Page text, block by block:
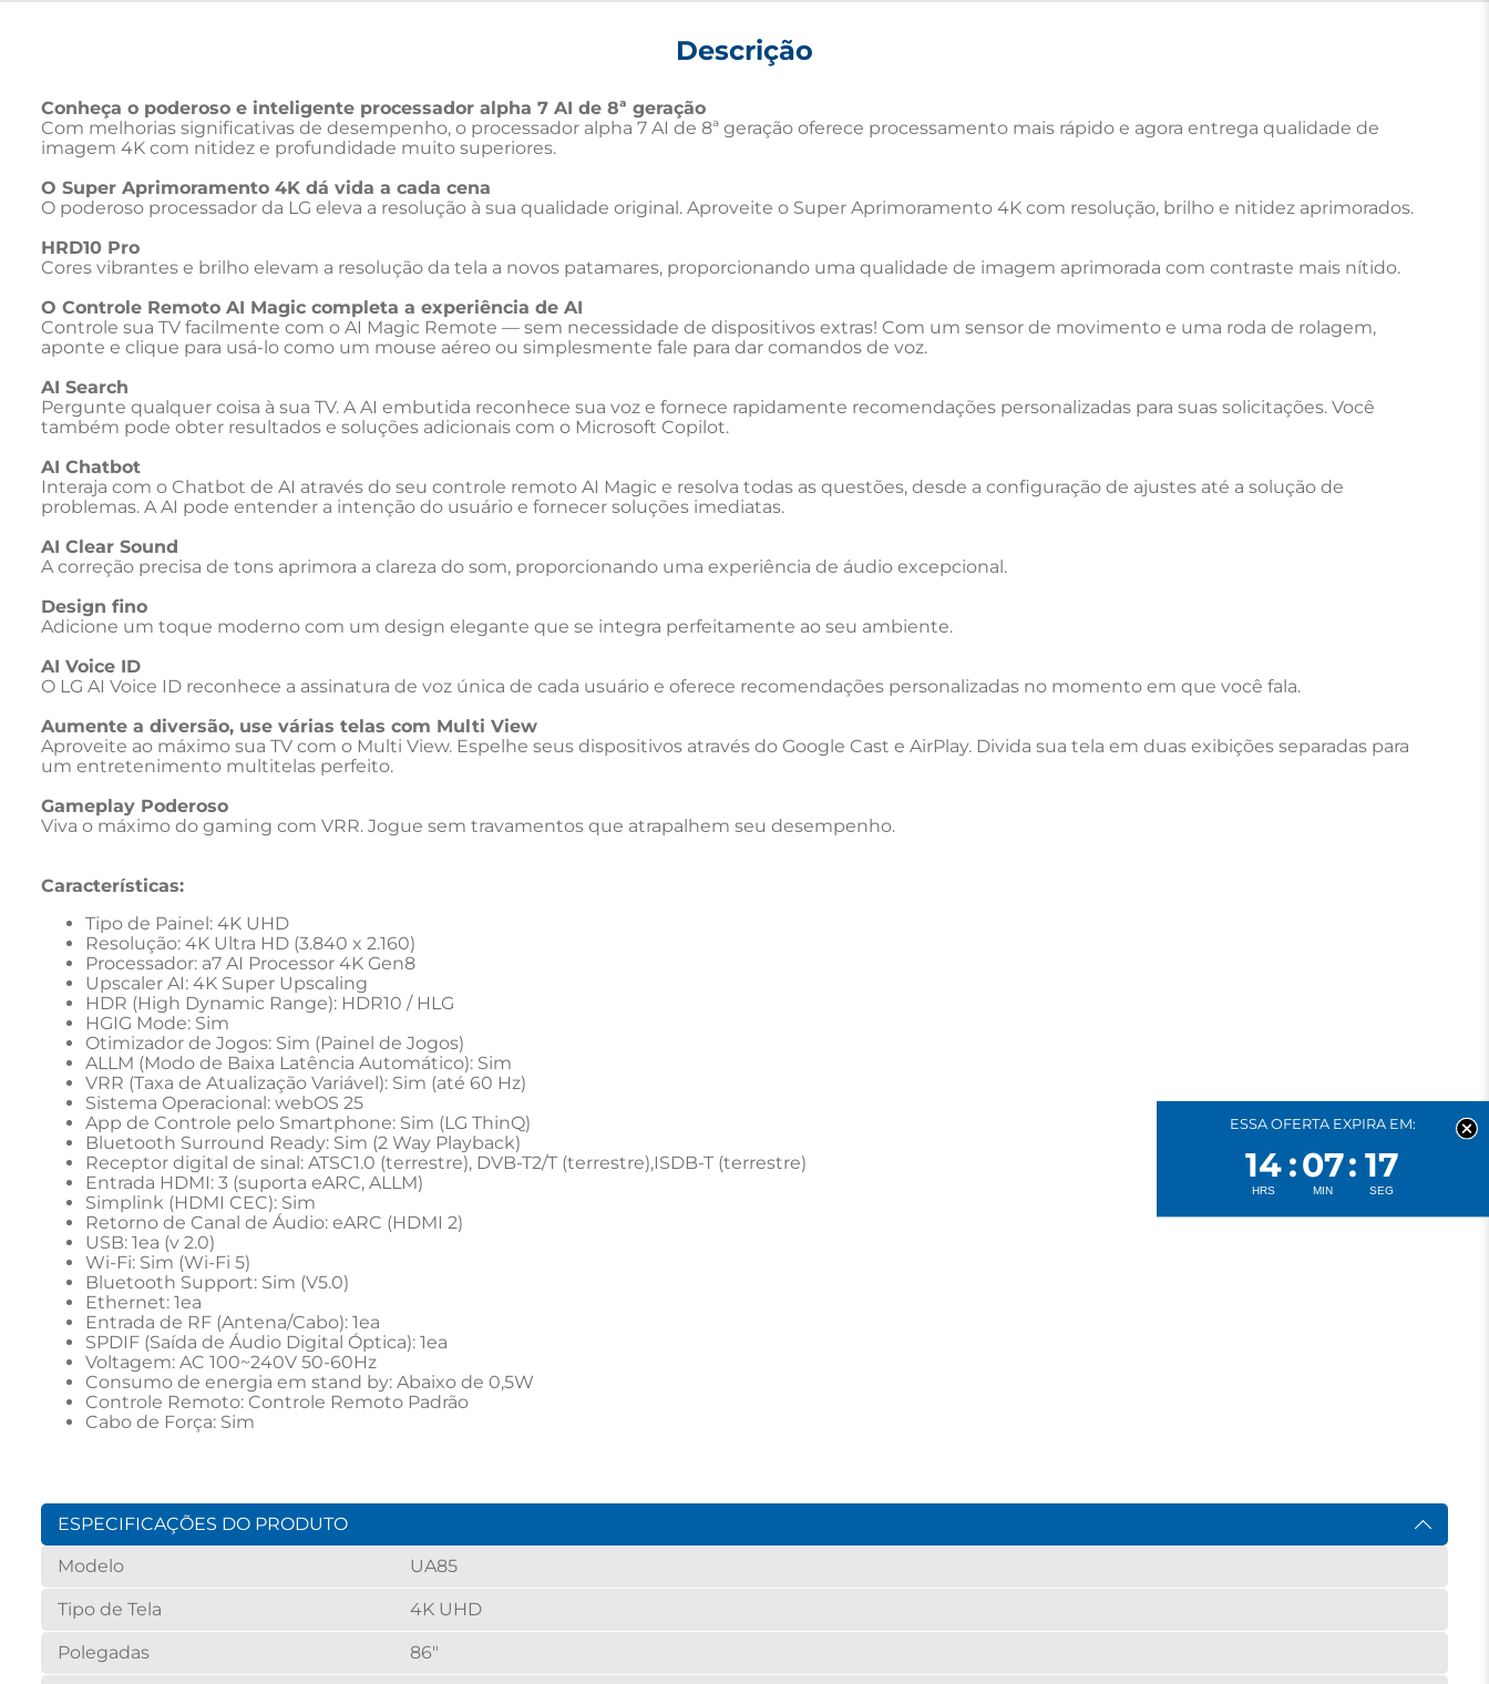
Descrição
Conheça o poderoso e inteligente processador alpha 7 AI de 8ª geração
Com melhorias significativas de desempenho, o processador alpha 7 AI de 8ª geração oferece processamento mais rápido e agora entrega qualidade de
imagem 4K com nitidez e profundidade muito superiores.
O Super Aprimoramento 4K dá vida a cada cena
O poderoso processador da LG eleva a resolução à sua qualidade original. Aproveite o Super Aprimoramento 4K com resolução, brilho e nitidez aprimorados.
HRD10 Pro
Cores vibrantes e brilho elevam a resolução da tela a novos patamares, proporcionando uma qualidade de imagem aprimorada com contraste mais nítido.
O Controle Remoto AI Magic completa a experiência de AI
Controle sua TV facilmente com o AI Magic Remote — sem necessidade de dispositivos extras! Com um sensor de movimento e uma roda de rolagem,
aponte e clique para usá-lo como um mouse aéreo ou simplesmente fale para dar comandos de voz.
AI Search
Pergunte qualquer coisa à sua TV. A AI embutida reconhece sua voz e fornece rapidamente recomendações personalizadas para suas solicitações. Você
também pode obter resultados e soluções adicionais com o Microsoft Copilot.
AI Chatbot
Interaja com o Chatbot de AI através do seu controle remoto AI Magic e resolva todas as questões, desde a configuração de ajustes até a solução de
problemas. A AI pode entender a intenção do usuário e fornecer soluções imediatas.
AI Clear Sound
A correção precisa de tons aprimora a clareza do som, proporcionando uma experiência de áudio excepcional.
Design fino
Adicione um toque moderno com um design elegante que se integra perfeitamente ao seu ambiente.
AI Voice ID
O LG AI Voice ID reconhece a assinatura de voz única de cada usuário e oferece recomendações personalizadas no momento em que você fala.
Aumente a diversão, use várias telas com Multi View
Aproveite ao máximo sua TV com o Multi View. Espelhe seus dispositivos através do Google Cast e AirPlay. Divida sua tela em duas exibições separadas para
um entretenimento multitelas perfeito.
Gameplay Poderoso
Viva o máximo do gaming com VRR. Jogue sem travamentos que atrapalhem seu desempenho.
Características:
Tipo de Painel: 4K UHD
Resolução: 4K Ultra HD (3.840 x 2.160)
Processador: a7 AI Processor 4K Gen8
Upscaler AI: 4K Super Upscaling
HDR (High Dynamic Range): HDR10 / HLG
HGIG Mode: Sim
Otimizador de Jogos: Sim (Painel de Jogos)
ALLM (Modo de Baixa Latência Automático): Sim
VRR (Taxa de Atualização Variável): Sim (até 60 Hz)
Sistema Operacional: webOS 25
App de Controle pelo Smartphone: Sim (LG ThinQ)
Bluetooth Surround Ready: Sim (2 Way Playback)
Receptor digital de sinal: ATSC1.0 (terrestre), DVB-T2/T (terrestre),ISDB-T (terrestre)
Entrada HDMI: 3 (suporta eARC, ALLM)
Simplink (HDMI CEC): Sim
Retorno de Canal de Áudio: eARC (HDMI 2)
USB: 1ea (v 2.0)
Wi-Fi: Sim (Wi-Fi 5)
Bluetooth Support: Sim (V5.0)
Ethernet: 1ea
Entrada de RF (Antena/Cabo): 1ea
SPDIF (Saída de Áudio Digital Óptica): 1ea
Voltagem: AC 100~240V 50-60Hz
Consumo de energia em stand by: Abaixo de 0,5W
Controle Remoto: Controle Remoto Padrão
Cabo de Força: Sim
ESPECIFICAÇÕES DO PRODUTO
Modelo
UA85
Tipo de Tela 4K UHD
Polegadas 86"
ESSA OFERTA EXPIRA EM:
14 07 16